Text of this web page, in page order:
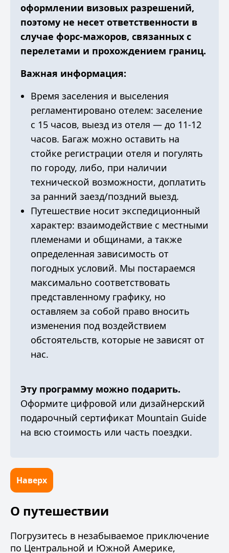
оформлении визовых разрешений,
поэтому не несет ответственности в
случае форс-мажоров, связанных с
перелетами и прохождением границ.
Важная информация:
Время заселения и выселения
регламентировано отелем: заселение
с 15 часов, выезд из отеля — до 11-12
часов. Багаж можно оставить на
стойке регистрации отеля и погулять
по городу, либо, при наличии
технической возможности, доплатить
за ранний заезд/поздний выезд.
Путешествие носит экспедиционный
характер: взаимодействие с местными
племенами и общинами, а также
определенная зависимость от
погодных условий. Мы постараемся
максимально соответствовать
представленному графику, но
оставляем за собой право вносить
изменения под воздействием
обстоятельств, которые не зависят от
нас.
Эту программу можно подарить.
Оформите цифровой или дизайнерский
подарочный сертификат Mountain Guide
на всю стоимость или часть поездки.
Наверх
О путешествии
Погрузитесь в незабываемое приключение
по Центральной и Южной Америке,